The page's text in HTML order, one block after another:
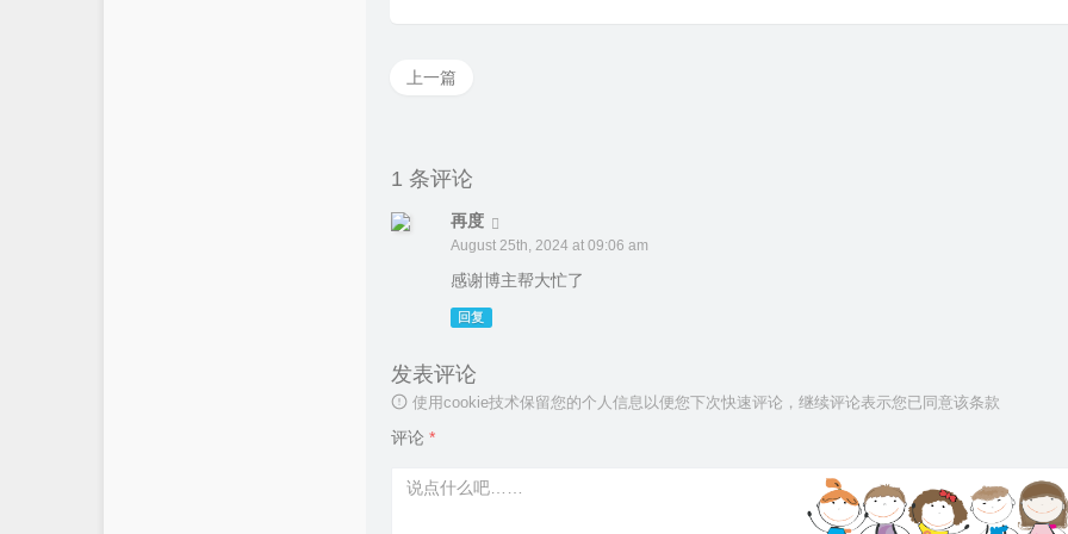
上一篇
1 条评论
再度
August 25th, 2024 at 09:06 am
感谢博主帮大忙了
回复
发表评论
使用cookie技术保留您的个人信息以便您下次快速评论，继续评论表示您已同意该条款
评论 *